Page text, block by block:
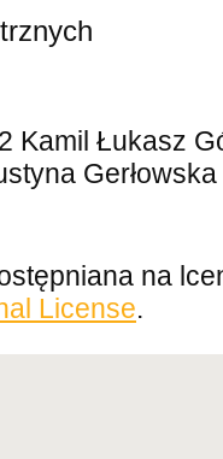
Kamil Łukasz
Gerłowska
na
License.